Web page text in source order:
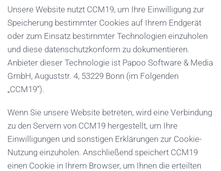
Unsere Website nutzt CCM19, um Ihre Einwilligung zur
Speicherung bestimmter Cookies auf Ihrem Endgerät
oder zum Einsatz bestimmter Technologien einzuholen
und diese datenschutzkonform zu dokumentieren.
Anbieter dieser Technologie ist Papoo Software & Media
GmbH, Auguststr. 4, 53229 Bonn (im Folgenden
„CCM19“).
Wenn Sie unsere Website betreten, wird eine Verbindung
zu den Servern von CCM19 hergestellt, um Ihre
Einwilligungen und sonstigen Erklärungen zur Cookie-
Nutzung einzuholen. Anschließend speichert CCM19
einen Cookie in Ihrem Browser, um Ihnen die erteilten